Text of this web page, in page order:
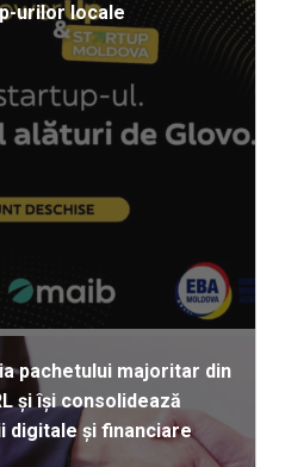
urilor locale
pachetului majoritar din
și își consolidează
digitale și financiare